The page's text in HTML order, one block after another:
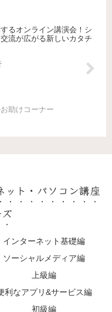
るオンライン講演会！シ
流が広がる新しいカタチ
助けコーナー
ット・パソコン講座
インターネット基礎編
ソーシャルメディア編
上級編
利なアプリ&サービス編
初級編